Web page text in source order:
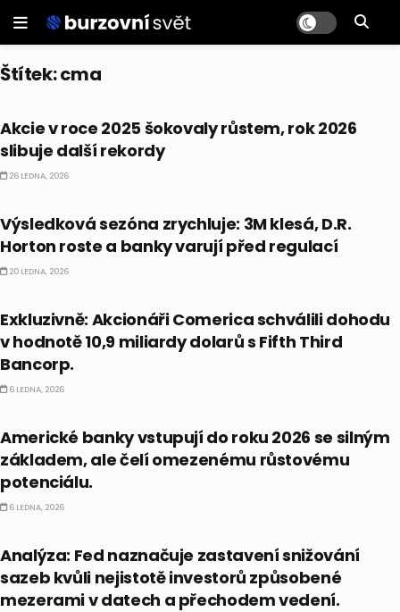
Štítek:cma
Akcie v roce 2025 šokovaly růstem, rok 2026
slibuje další rekordy
26 LEDNA, 2026
Výsledková sezóna zrychluje: 3M klesá, D.R.
Horton roste a banky varují před regulací
20 LEDNA, 2026
Exkluzivně: Akcionáři Comerica schválili dohodu
v hodnotě 10,9 miliardy dolarů s Fifth Third
Bancorp.
6 LEDNA, 2026
Americké banky vstupují do roku 2026 se silným
základem, ale čelí omezenému růstovému
potenciálu.
6 LEDNA, 2026
Analýza: Fed naznačuje zastavení snižování
sazeb kvůli nejistotě investorů způsobené
mezerami v datech a přechodem vedení.